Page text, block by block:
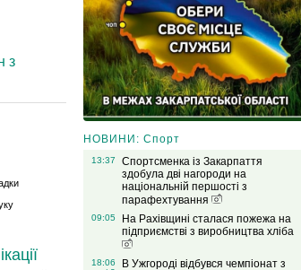
з
НОВИНИ: Спорт
13:37
Спортсменка із Закарпаття
здобула дві нагороди на
національній першості з
парафехтування
09:05
На Рахівщині сталася пожежа на
підприємстві з виробництва хліба
18:06
В Ужгороді відбувся чемпіонат з